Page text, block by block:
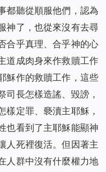
都聽從順服他們，認為
神了，也從來沒有去尋
合乎真理、合乎神的心
道成肉身來作救贖工作
穌作的救贖工作，這些
司長怎樣造謠、毀謗，
樣定罪、褻瀆主耶穌，
也看到了主耶穌能顯神
人死裡復活。但因著主
人群中沒有什麼權力地